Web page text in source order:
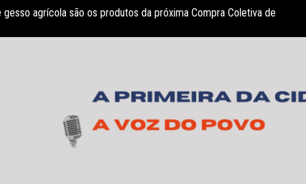
agrícola são os produtos da próxima Compra Coletiva de
a Associação Nosso Lar garante atendimento a crianças com TEA